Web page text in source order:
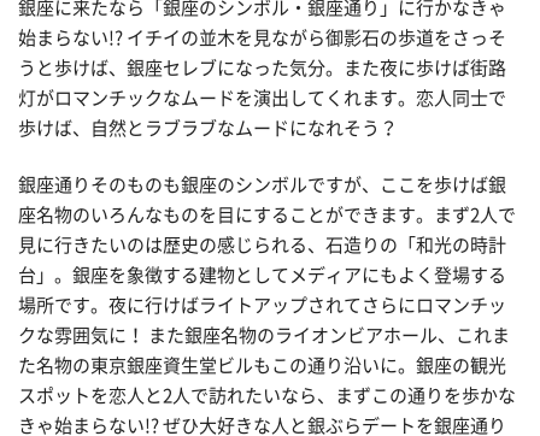
銀座に来たなら「銀座のシンボル・銀座通り」に行かなきゃ
始まらない!? イチイの並木を見ながら御影石の歩道をさっそ
うと歩けば、銀座セレブになった気分。また夜に歩けば街路
灯がロマンチックなムードを演出してくれます。恋人同士で
歩けば、自然とラブラブなムードになれそう？
銀座通りそのものも銀座のシンボルですが、ここを歩けば銀
座名物のいろんなものを目にすることができます。まず2人で
見に行きたいのは歴史の感じられる、石造りの「和光の時計
台」。銀座を象徴する建物としてメディアにもよく登場する
場所です。夜に行けばライトアップされてさらにロマンチッ
クな雰囲気に！ また銀座名物のライオンビアホール、これま
た名物の東京銀座資生堂ビルもこの通り沿いに。銀座の観光
スポットを恋人と2人で訪れたいなら、まずこの通りを歩かな
きゃ始まらない!? ぜひ大好きな人と銀ぶらデートを銀座通り